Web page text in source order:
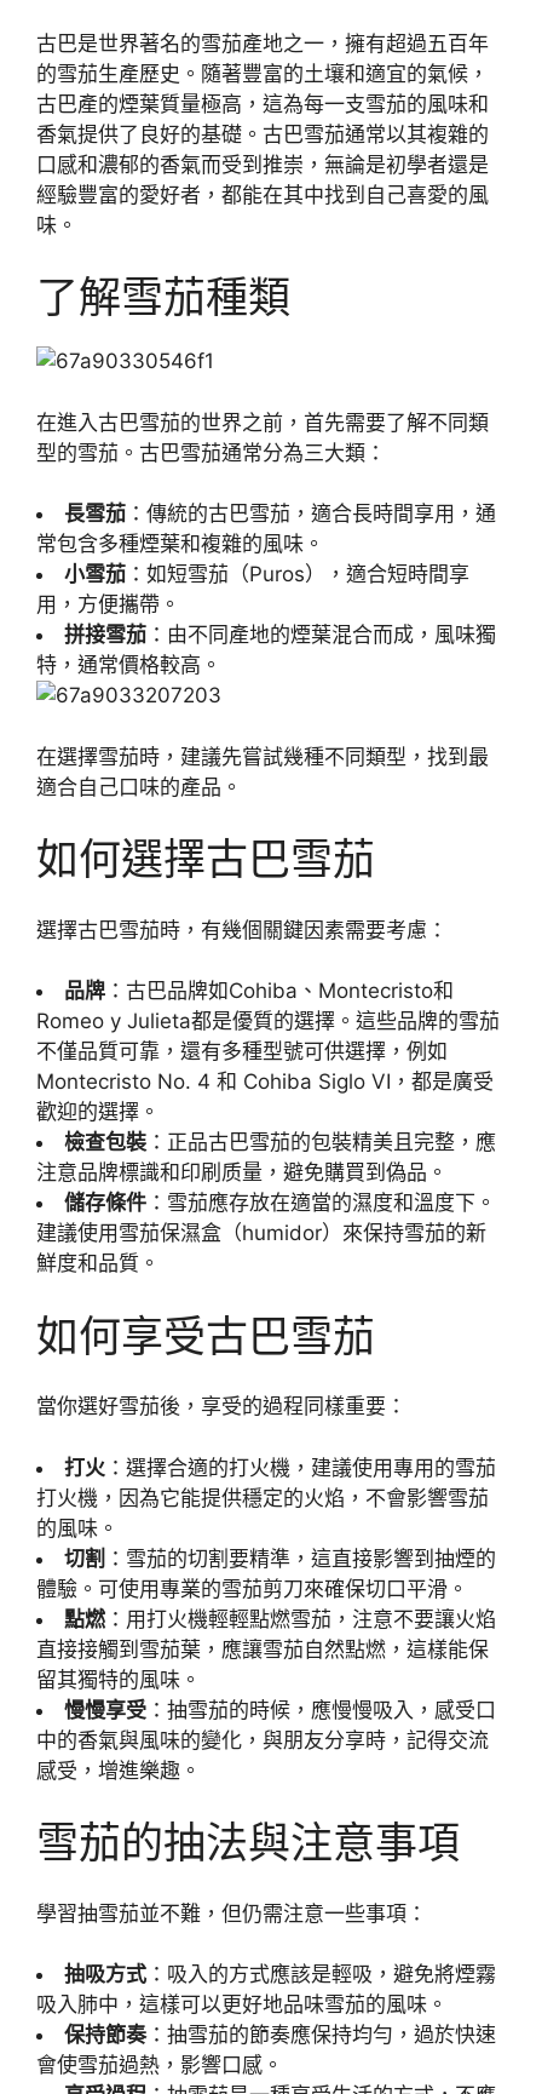
古巴是世界著名的雪茄產地之一，擁有超過五百年
的雪茄生產歷史。隨著豐富的土壤和適宜的氣候，
古巴產的煙葉質量極高，這為每一支雪茄的風味和
香氣提供了良好的基礎。古巴雪茄通常以其複雜的
口感和濃郁的香氣而受到推崇，無論是初學者還是
經驗豐富的愛好者，都能在其中找到自己喜愛的風
味。
了解雪茄種類
在進入古巴雪茄的世界之前，首先需要了解不同類
型的雪茄。古巴雪茄通常分為三大類：
長雪茄 ：傳統的古巴雪茄，適合長時間享用，通
常包含多種煙葉和複雜的風味。
小雪茄 ：如短雪茄（Puros），適合短時間享
用，方便攜帶。
拼接雪茄 ：由不同產地的煙葉混合而成，風味獨
特，通常價格較高。
在選擇雪茄時，建議先嘗試幾種不同類型，找到最
適合自己口味的產品。
如何選擇古巴雪茄
選擇古巴雪茄時，有幾個關鍵因素需要考慮：
品牌 ：古巴品牌如Cohiba、Montecristo和
Romeo y Julieta都是優質的選擇。這些品牌的雪茄
不僅品質可靠，還有多種型號可供選擇，例如
Montecristo No. 4 和 Cohiba Siglo VI，都是廣受
歡迎的選擇。
檢查包裝 ：正品古巴雪茄的包裝精美且完整，應
注意品牌標識和印刷质量，避免購買到偽品。
儲存條件 ：雪茄應存放在適當的濕度和溫度下。
建議使用雪茄保濕盒（humidor）來保持雪茄的新
鮮度和品質。
如何享受古巴雪茄
當你選好雪茄後，享受的過程同樣重要：
打火 ：選擇合適的打火機，建議使用專用的雪茄
打火機，因為它能提供穩定的火焰，不會影響雪茄
的風味。
切割 ：雪茄的切割要精準，這直接影響到抽煙的
體驗。可使用專業的雪茄剪刀來確保切口平滑。
點燃 ：用打火機輕輕點燃雪茄，注意不要讓火焰
直接接觸到雪茄葉，應讓雪茄自然點燃，這樣能保
留其獨特的風味。
慢慢享受 ：抽雪茄的時候，應慢慢吸入，感受口
中的香氣與風味的變化，與朋友分享時，記得交流
感受，增進樂趣。
雪茄的抽法與注意事項
學習抽雪茄並不難，但仍需注意一些事項：
抽吸方式 ：吸入的方式應該是輕吸，避免將煙霧
吸入肺中，這樣可以更好地品味雪茄的風味。
保持節奏：抽雪茄的節奏應保持均勻，過於快速
會使雪茄過熱，影響口感。